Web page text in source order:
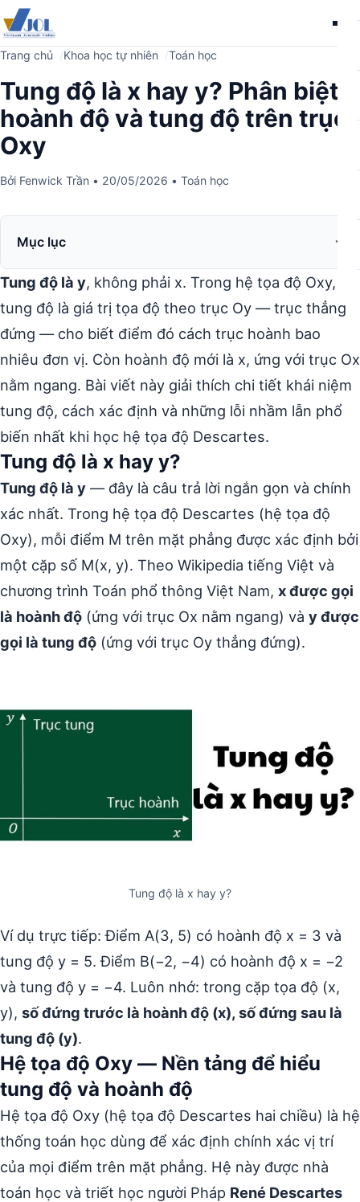
Trang chủ Khoa học tự nhiên Toán học
Tung độ là x hay y? Phân biệt
hoành độ và tung độ trên trục
Oxy
Bởi Fenwick Trần • 20/05/2026 • Toán học
Mục lục
Tung độ là y, không phải x. Trong hệ tọa độ Oxy,
tung độ là giá trị tọa độ theo trục Oy — trục thẳng
đứng — cho biết điểm đó cách trục hoành bao
nhiêu đơn vị. Còn hoành độ mới là x, ứng với trục Ox
nằm ngang. Bài viết này giải thích chi tiết khái niệm
tung độ, cách xác định và những lỗi nhầm lẫn phổ
biến nhất khi học hệ tọa độ Descartes.
Tung độ là x hay y?
Tung độ là y — đây là câu trả lời ngắn gọn và chính
xác nhất. Trong hệ tọa độ Descartes (hệ tọa độ
Oxy), mỗi điểm M trên mặt phẳng được xác định bởi
một cặp số M(x, y). Theo Wikipedia tiếng Việt và
chương trình Toán phổ thông Việt Nam, x được gọi
là hoành độ (ứng với trục Ox nằm ngang) và y được
gọi là tung độ (ứng với trục Oy thẳng đứng).
Tung độ là x hay y?
Ví dụ trực tiếp: Điểm A(3, 5) có hoành độ x = 3 và
tung độ y = 5. Điểm B(−2, −4) có hoành độ x = −2
và tung độ y = −4. Luôn nhớ: trong cặp tọa độ (x,
y), số đứng trước là hoành độ (x), số đứng sau là
tung độ (y).
Hệ tọa độ Oxy — Nền tảng để hiểu
tung độ và hoành độ
Hệ tọa độ Oxy (hệ tọa độ Descartes hai chiều) là hệ
thống toán học dùng để xác định chính xác vị trí
của mọi điểm trên mặt phẳng. Hệ này được nhà
toán học và triết học người Pháp René Descartes